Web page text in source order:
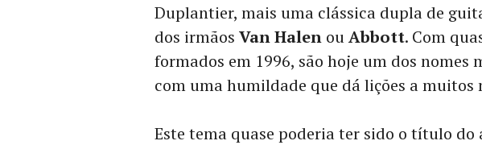
Duplantier, mais uma clássica dupla de
dos irmãos Van Halen ouAbbott. Com
formados em 1996, são hoje um dos nomes
com uma humildade que dá lições a muitos
Este tema quase poderia ter sido o título do